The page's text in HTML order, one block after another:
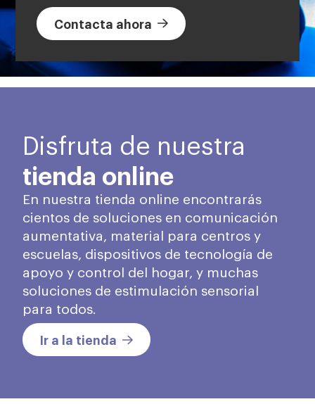
Contacta ahora
Disfruta de nuestra
tienda online
En nuestra tienda online encontrarás
cientos de soluciones en comunicación
aumentativa, material para centros y
escuelas, dispositivos de tecnología de
apoyo y control del hogar, y muchas
soluciones de estimulación sensorial
para todos.
Ir a la tienda